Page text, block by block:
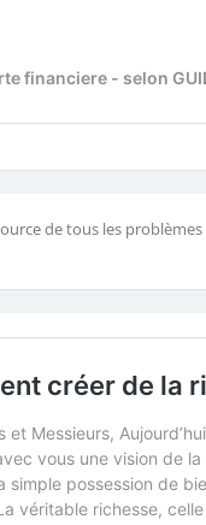
de tous les problèmes